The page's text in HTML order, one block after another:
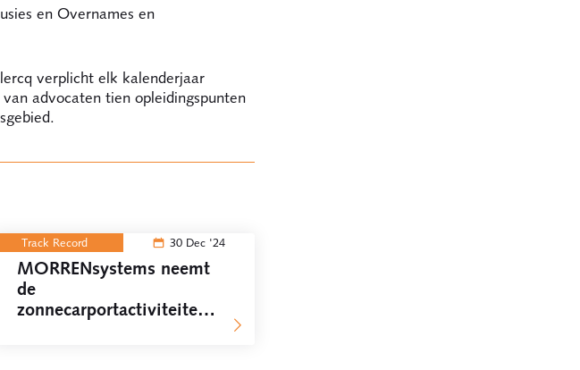
en Overnames en
verplicht elk kalenderjaar
advocaten tien opleidingspunten
Track Record 30 Dec '24
MORRENsystems neemt
de
zonnecarportactiviteiten